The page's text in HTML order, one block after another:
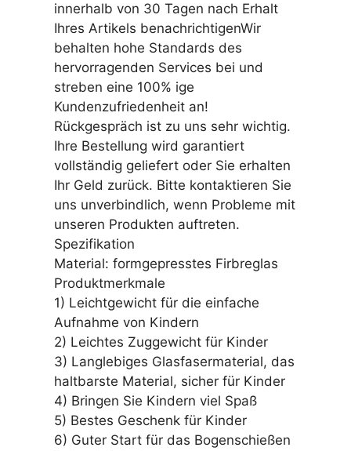
innerhalb von 30 Tagen nach Erhalt
Ihres Artikels benachrichtigenWir
behalten hohe Standards des
hervorragenden Services bei und
streben eine 100% ige
Kundenzufriedenheit an!
Rückgespräch ist zu uns sehr wichtig.
Ihre Bestellung wird garantiert
vollständig geliefert oder Sie erhalten
Ihr Geld zurück. Bitte kontaktieren Sie
uns unverbindlich, wenn Probleme mit
unseren Produkten auftreten.
Spezifikation
Material: formgepresstes Firbreglas
Produktmerkmale
1) Leichtgewicht für die einfache
Aufnahme von Kindern
2) Leichtes Zuggewicht für Kinder
3) Langlebiges Glasfasermaterial, das
haltbarste Material, sicher für Kinder
4) Bringen Sie Kindern viel Spaß
5) Bestes Geschenk für Kinder
6) Guter Start für das Bogenschießen